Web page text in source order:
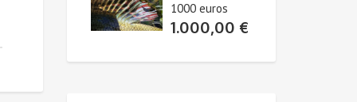
1000 euros
1.000,00 €